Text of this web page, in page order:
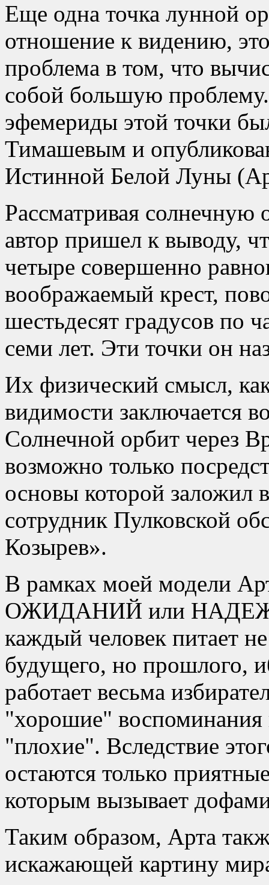
Еще одна точка лунной
отношение к видению,
проблема в том, что
собой большую
эфемериды этой точки
Тимашевым и
Истинной Белой Луны
Рассматривая солнечную
автор пришел к выводу,
четыре совершенно
воображаемый крест,
шестьдесят градусов по
семи лет. Эти точки он
Их физический смысл,
видимости заключается
Солнечной орбит через
возможно только
основы которой
сотрудник Пулковской
Козырев».
В рамках моей модели
ОЖИДАНИЙ или НАДЕЖД
каждый человек питает
будущего, но прошлого,
работает весьма
хорошие
воспоминания
плохие . Вследствие
остаются только
которым вызывает
Таким образом, Арта
искажающей картину